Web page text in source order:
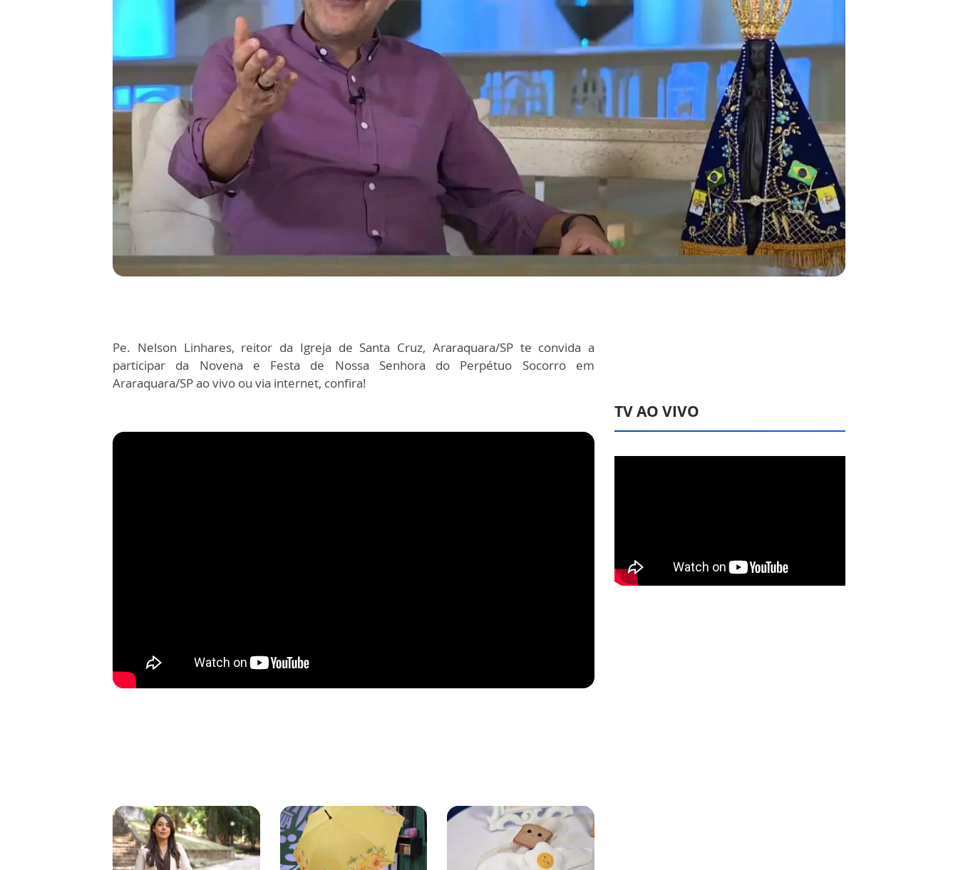
Pe. Nelson Linhares, reitor da Igreja de Santa Cruz, Araraquara/SP te convida a
participar da Novena e Festa de Nossa Senhora do Perpétuo Socorro em
Araraquara/SP ao vivo ou via internet, confira!
TV AO VIVO